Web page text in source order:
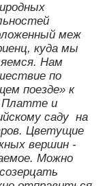
меж
куда мы
Нам
по
поезде» к
Платте и
саду на
Цветущие
вершин -
Можно